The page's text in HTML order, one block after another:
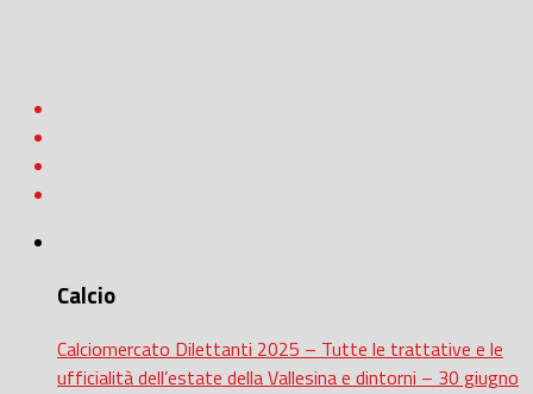
Calcio
Calciomercato Dilettanti 2025 – Tutte le trattative e le
ufficialità dell’estate della Vallesina e dintorni – 30 giugno